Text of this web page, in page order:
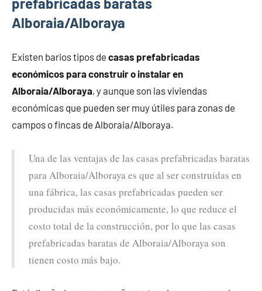
Alboraia/Alboraya
Existen barios tipos de casas prefabricadas
económicos para construir o instalar en
Alboraia/Alboraya, y aunque son las viviendas
económicas que pueden ser muy útiles para zonas de
campos o fincas de Alboraia/Alboraya.
Una de las ventajas de las casas prefabricadas baratas
para Alboraia/Alboraya es que al ser construidas en
una fábrica, las casas prefabricadas pueden ser
producidas más económicamente, lo que reduce el
costo total de la construcción, por lo que las casas
prefabricadas baratas de Alboraia/Alboraya son
tienen costo más bajo.